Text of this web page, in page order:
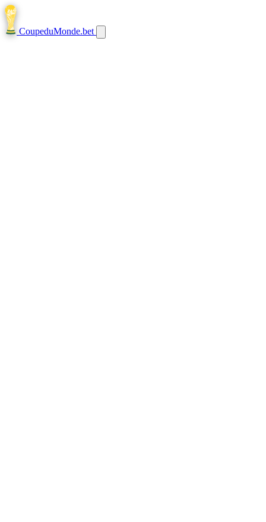
CoupeduMonde.bet